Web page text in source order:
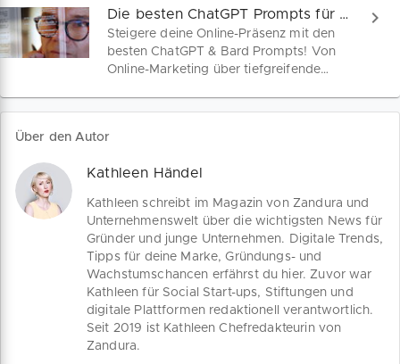
erfährst du, wie du das Potenzial der KI
voll ausschöpfst. Jetzt kostenlos
herunterladen!
Die besten ChatGPT Prompts für dein Online-Marketing
Steigere deine Online-Präsenz mit den
besten ChatGPT & Bard Prompts! Von
Online-Marketing über tiefgreifende
Über den Autor
Kathleen Händel
Kathleen schreibt im Magazin von Zandura und
Unternehmenswelt über die wichtigsten News für
Gründer und junge Unternehmen. Digitale Trends,
Tipps für deine Marke, Gründungs- und
Wachstumschancen erfährst du hier. Zuvor war
Kathleen für Social Start-ups, Stiftungen und
digitale Plattformen redaktionell verantwortlich.
Seit 2019 ist Kathleen Chefredakteurin von
Zandura.